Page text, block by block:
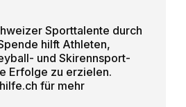
Sporttalente durch
hilft Athleten,
und Skirennsport-
Erfolge zu erzielen.
für mehr